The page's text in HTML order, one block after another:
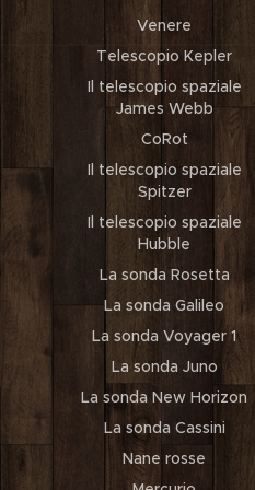
Venere
Telescopio Kepler
Il telescopio spaziale
James Webb
CoRot
Il telescopio spaziale
Spitzer
Il telescopio spaziale
Hubble
La sonda Rosetta
La sonda Galileo
La sonda Voyager 1
La sonda Juno
La sonda New Horizon
La sonda Cassini
Nane rosse